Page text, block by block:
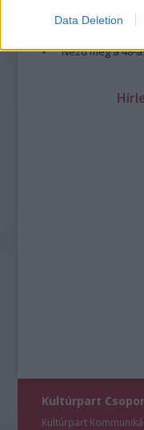
Data Deletion
Nézd meg a 48-
Kultúrpart
Kultúrpart